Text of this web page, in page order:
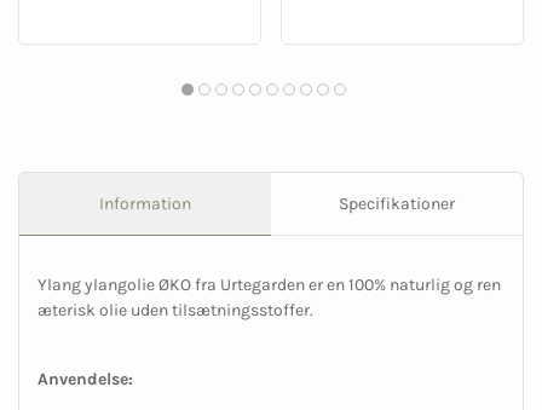
Information Specifikationer
Ylang ylangolie ØKO fra Urtegarden er en 100% naturlig og ren
æterisk olie uden tilsætningsstoffer.
Anvendelse: